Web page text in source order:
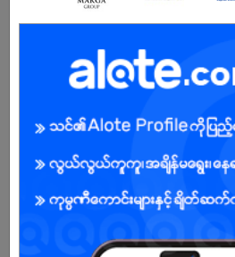
About Our Company
Myanmar Noble College was
world class learning experience and
internationally recognized
We are approved center of Edexcel,
Pre- Foundation Courses, Diploma
Courses in different fields such as